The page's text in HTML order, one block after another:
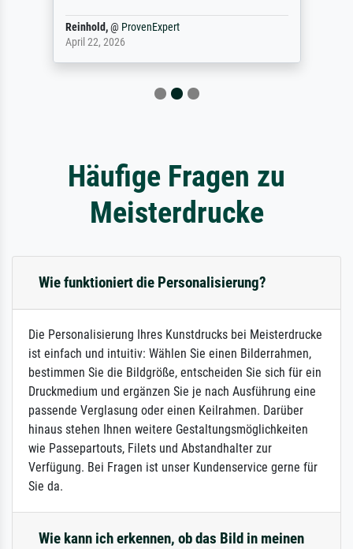
Reinhold,@ ProvenExpert
April 22, 2026
Häufige Fragen zu
Meisterdrucke
Wie funktioniert die Personalisierung?
Die Personalisierung Ihres Kunstdrucks bei Meisterdrucke
ist einfach und intuitiv: Wählen Sie einen Bilderrahmen,
bestimmen Sie die Bildgröße, entscheiden Sie sich für ein
Druckmedium und ergänzen Sie je nach Ausführung eine
passende Verglasung oder einen Keilrahmen. Darüber
hinaus stehen Ihnen weitere Gestaltungsmöglichkeiten
wie Passepartouts, Filets und Abstandhalter zur
Verfügung. Bei Fragen ist unser Kundenservice gerne für
Sie da.
Wie kann ich erkennen, ob das Bild in meinen